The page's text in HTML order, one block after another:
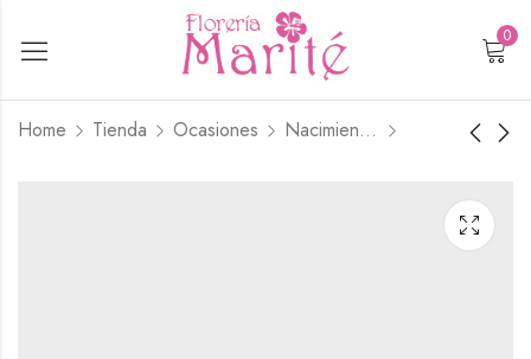
0
Home Tienda Ocasiones Nacimientos
Escalado 18 Rosas